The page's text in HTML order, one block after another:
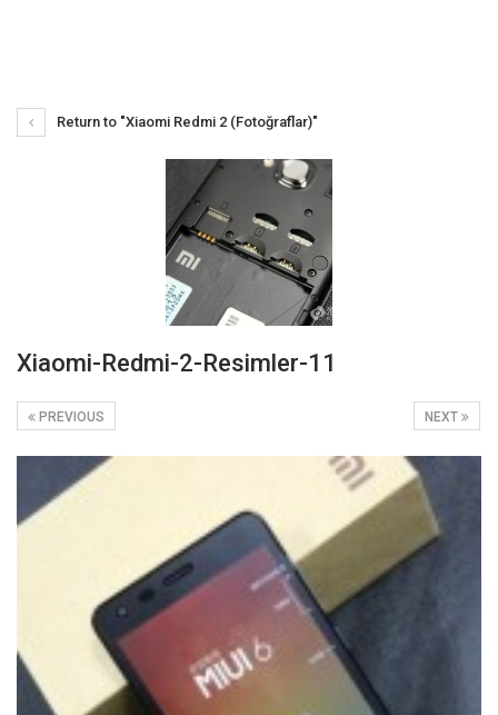
Return to "Xiaomi Redmi 2 (Fotoğraflar)"
Xiaomi-Redmi-2-Resimler-11
NEXT
PREVIOUS